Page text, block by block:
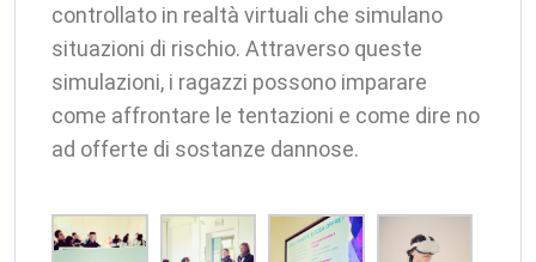
controllato in realtà virtuali che simulano
situazioni di rischio. Attraverso queste
simulazioni, i ragazzi possono imparare
come affrontare le tentazioni e come dire no
ad offerte di sostanze dannose.